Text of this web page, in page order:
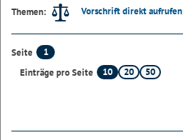
Themen:
Vorschrift direkt aufrufen
Seite
1
Einträge pro Seite
10 20 50